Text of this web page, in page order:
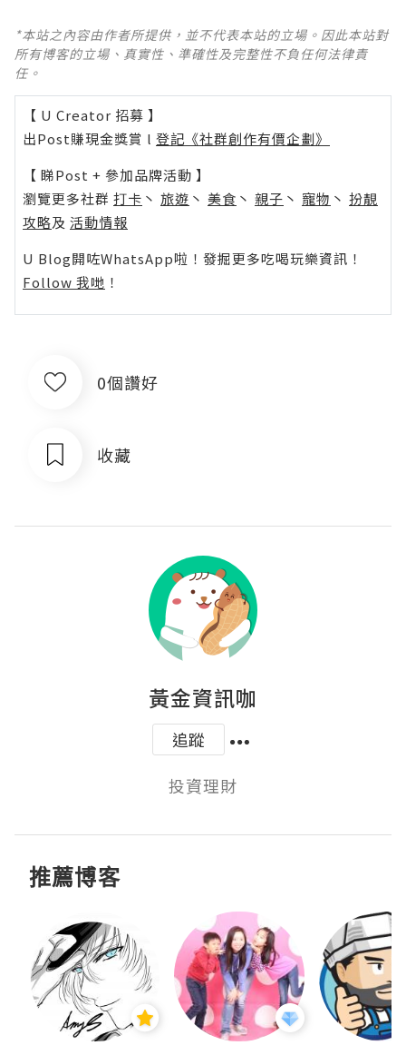
*本站之內容由作者所提供，並不代表本站的立場。因此本站對
所有博客的立場、真實性、準確性及完整性不負任何法律責
任。
【 U Creator 招募 】
出Post賺現金獎賞 l 登記《社群創作有價企劃》
【 睇Post + 參加品牌活動 】
瀏覽更多社群 打卡 丶 旅遊 丶 美食 丶 親子 丶 寵物 丶 扮靚
攻略及 活動情報
U Blog開咗WhatsApp啦！發掘更多吃喝玩樂資訊！
Follow 我哋 ！
0個讚好
收藏
黃金資訊咖
追蹤
投資理財
推薦博客